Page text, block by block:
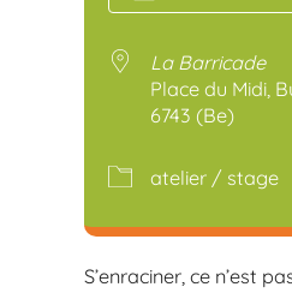
La Barricade
Place du Midi,
6743 (Be)
atelier / stage
S’enraciner, ce n’est